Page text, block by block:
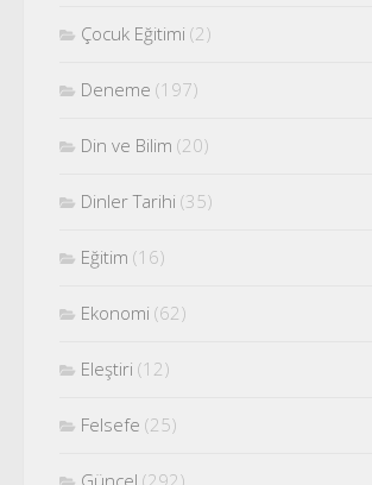
Çocuk Eğitimi (2)
Deneme (197)
Din ve Bilim (20)
Dinler Tarihi (35)
Eğitim (16)
Ekonomi (62)
Eleştiri (12)
Felsefe (25)
Güncel (292)